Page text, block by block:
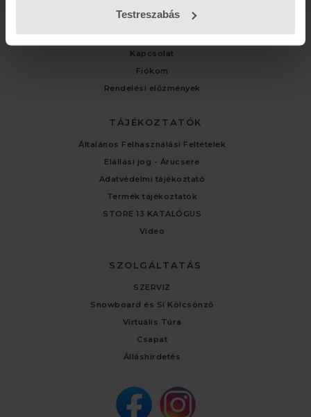
Testreszabás
Kapcsolat
Fiókom
Rendelési előzmények
TÁJÉKOZTATÓK
Általános Felhasználási Feltételek
Elállási jog - Árucsere
Adatvédelmi tájékoztató
Termék tájékoztatók
STORE 13 KATALÓGUS
Video
SZOLGÁLTATÁS
SZERVIZ
Snowboard és Sí Kölcsönző
Virtuális Túra
Csapat
Álláshirdetés